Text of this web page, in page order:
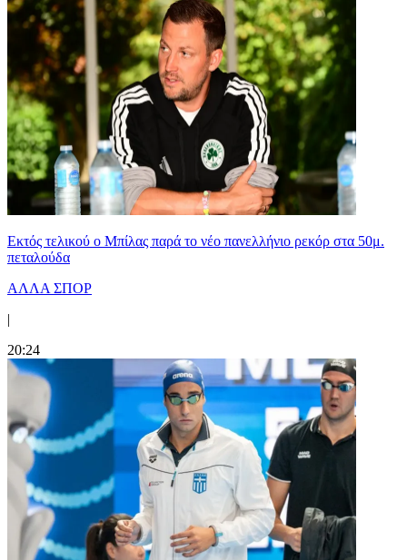
Εκτός τελικού ο Μπίλας παρά το νέο πανελλήνιο ρεκόρ στα 50μ.
πεταλούδα
ΑΛΛΑ ΣΠΟΡ
|
20:24